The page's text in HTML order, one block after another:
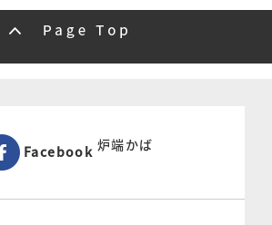
Facebook 炉端かば